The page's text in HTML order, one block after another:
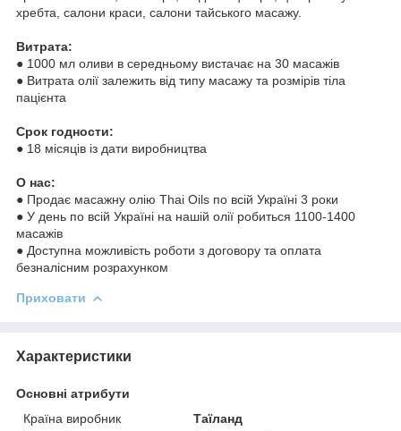
хребта, салони краси, салони тайського масажу.
Витрата:
● 1000 мл оливи в середньому вистачає на 30 масажів
● Витрата олії залежить від типу масажу та розмірів тіла
пацієнта
Срок годности:
● 18 місяців із дати виробництва
О нас:
● Продає масажну олію Thai Oils по всій Україні 3 роки
● У день по всій Україні на нашій олії робиться 1100-1400
масажів
● Доступна можливість роботи з договору та оплата
безналісним розрахунком
Приховати
Характеристики
Основні атрибути
Країна виробник
Таїланд